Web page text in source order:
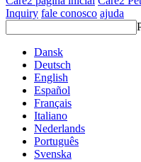
Inquiry fale conosco ajuda
Dansk
Deutsch
English
Español
Français
Italiano
Nederlands
Português
Svenska